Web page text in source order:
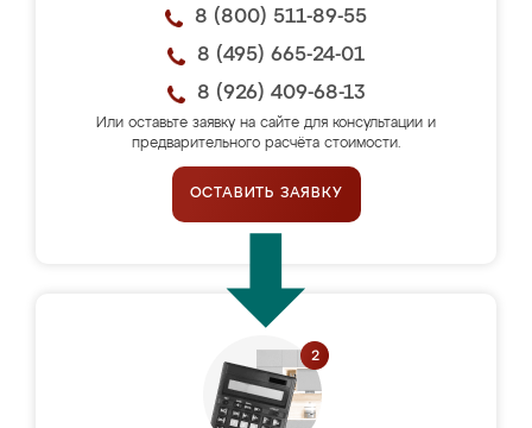
8 (800) 511-89-55
8 (495) 665-24-01
8 (926) 409-68-13
Или оставьте заявку на сайте для консультации и
предварительного расчёта стоимости.
ОСТАВИТЬ ЗАЯВКУ